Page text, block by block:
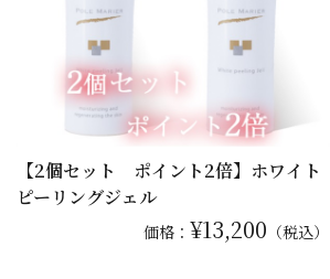
【2個セット ポイント2倍】ホワイト
ピーリングジェル
価格： ¥13,200 （税込）